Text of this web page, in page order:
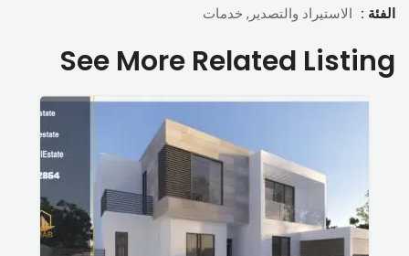
الفئة : الاستيراد والتصدير, خدمات
See More Related Listing